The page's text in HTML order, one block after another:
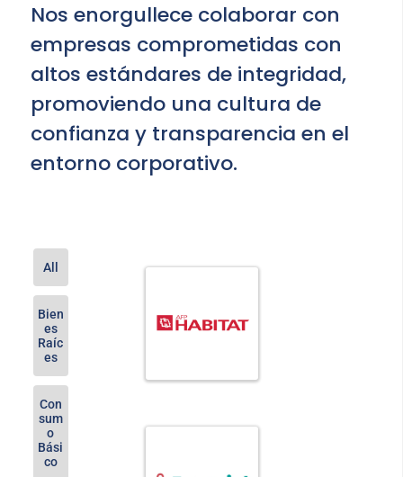
Nos enorgullece colaborar con
empresas comprometidas con
altos estándares de integridad,
promoviendo una cultura de
confianza y transparencia en el
entorno corporativo.
All
Bien
es
Raíc
es
Con
sum
o
Bási
co